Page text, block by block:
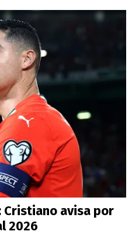
Cristiano avisa por
2026